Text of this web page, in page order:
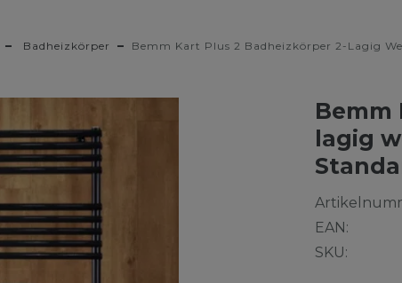
Badheizkörper Bemm Kart Plus 2 Badheizkörper 2-Lagig
Bemm
lagig
EAN:
SKU: